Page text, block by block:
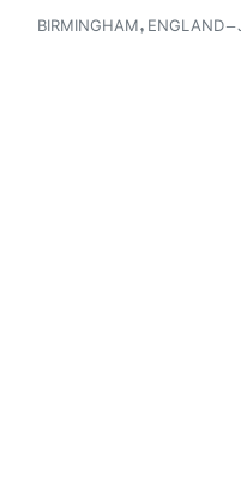
BIRMINGHAM, ENGLAND